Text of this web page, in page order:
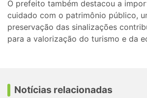
O prefeito também destacou a
cuidado com o patrimônio público,
preservação das sinalizações
para a valorização do turismo e da
Notícias relacionadas